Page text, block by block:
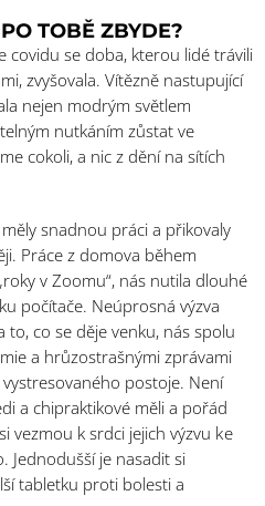
TOBĚ ZBYDE?
covidu se doba, kterou lidé trávili
zvyšovala. Vítězně nastupující
nejen modrým světlem
nutkáním zůstat ve
cokoli, a nic z dění na sítích
snadnou práci a přikovaly
Práce z domova během
v Zoomu“, nás nutila dlouhé
počítače. Neúprosná výzva
co se děje venku, nás spolu
a hrůzostrašnými zprávami
postoje. Není
a chipraktikové měli a pořád
vezmou k srdci jejich výzvu ke
Jednodušší je nasadit si
tabletku proti bolesti a